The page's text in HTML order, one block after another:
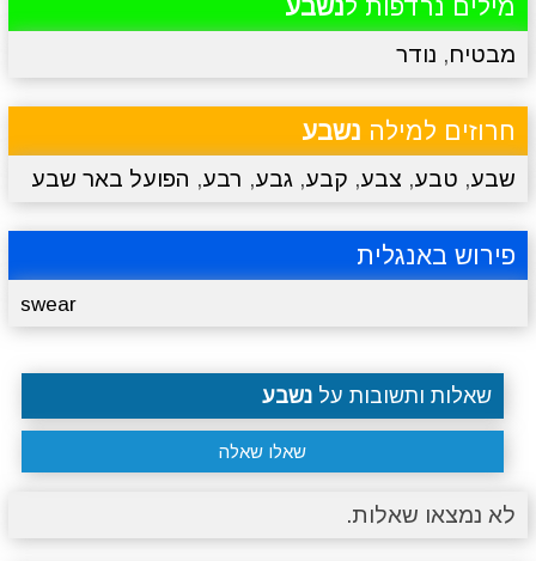
מילים נרדפות לנשבע
מבטיח, נודר
חרוזים למילה נשבע
שבע, טבע, צבע, קבע, גבע, רבע, הפועל באר שבע
פירוש באנגלית
swear
שאלות ותשובות על נשבע
שאלו שאלה
לא נמצאו שאלות.